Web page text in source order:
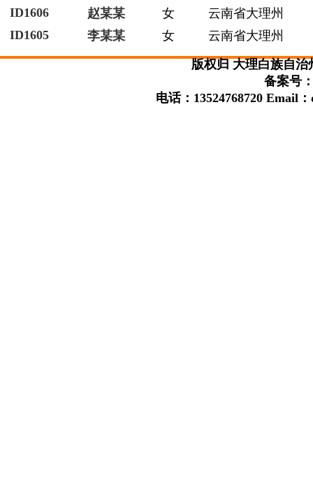
ID1606
赵某某 女
云南省大理州
ID1605
李某某 女 云南省大理州
版权归 大理白族自
备案号
电话：13524768720 Email